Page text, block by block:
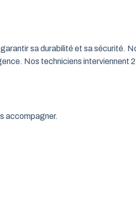
sa durabilité et sa sécurité.
Nos techniciens
accompagner.